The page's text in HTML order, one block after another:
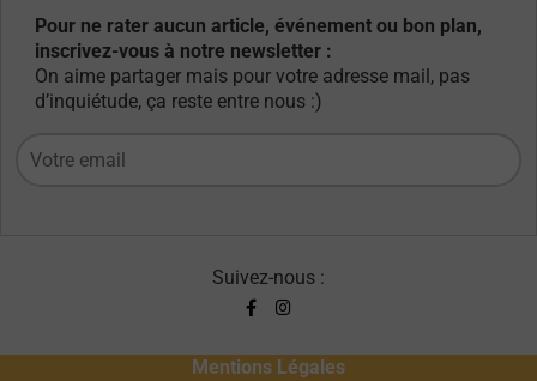
Pour ne rater aucun article, événement ou bon plan,
inscrivez-vous à notre newsletter :
On aime partager mais pour votre adresse mail, pas
d’inquiétude, ça reste entre nous :)
Suivez-nous :
Mentions Légales